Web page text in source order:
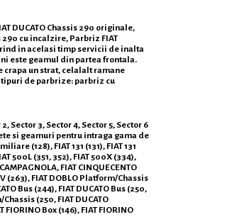
DUCATO Chassis 290 originale,
290 cu incalzire, Parbriz FIAT
in acelasi timp servicii de inalta
este geamul din partea frontala.
crapa un strat, celalalt ramane
de parbrize: parbriz cu
Sector 3, Sector 4, Sector 5, Sector 6
si geamuri pentru intraga gama de
(128), FIAT 131 (131), FIAT 131
500L (351, 352), FIAT 500X (334),
FIAT CINQUECENTO
(263), FIAT DOBLO Platform/Chassis
Bus (244), FIAT DUCATO Bus (250,
(250, FIAT DUCATO
FIORINO Box (146), FIAT FIORINO